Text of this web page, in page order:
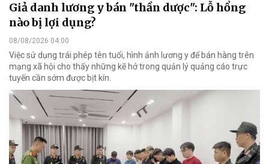
Giả danh lương y bán "thần dược": Lỗ hổng
nào bị lợi dụng?
08/08/2026 04:00
Việc sử dụng trái phép tên tuổi, hình ảnh lương y để bán hàng trên
mạng xã hội cho thấy những kẽ hở trong quản lý quảng cáo trực
tuyến cần sớm được bịt kín.